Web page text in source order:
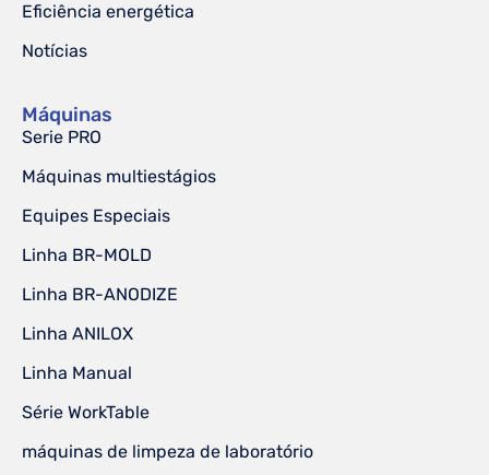
Eficiência energética
Notícias
Máquinas
Serie PRO
Máquinas multiestágios
Equipes Especiais
Linha BR-MOLD
Linha BR-ANODIZE
Linha ANILOX
Linha Manual
Série WorkTable
máquinas de limpeza de laboratório